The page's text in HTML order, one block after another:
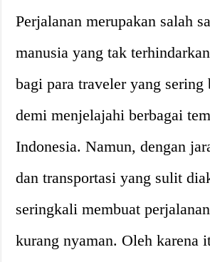
Perjalanan merupakan salah
manusia yang tak
bagi para traveler yang sering
demi menjelajahi berbagai
Indonesia. Namun, dengan
dan transportasi yang sulit
seringkali membuat
kurang nyaman. Oleh karena